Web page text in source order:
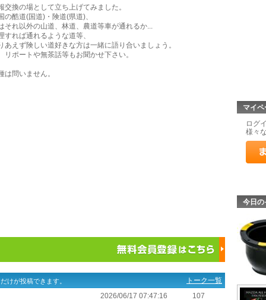
交換の場として立ち上げてみました。
の酷道(国道)・険道(県道)、
それ以外の山道、林道、農道等車が通れるか...
すれば通れるような道等、
あえず険しい道好きな方は一緒に語り合いましょう。
リポートや無茶話等もお聞かせ下さい。
は問いません。
けが投稿できます。
トーク一覧
2026/06/17 07:47:16
107
マイ
ログ
様々
今日の